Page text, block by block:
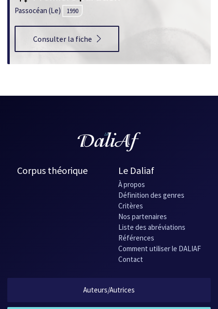
Passocéan (Le) 1990
Consulter la fiche
Corpus théorique Le Daliaf
À propos
Définition des genres
Critères
Nos partenaires
Liste des abréviations
Références
Comment utiliser le DALIAF
Contact
Auteurs/Autrices